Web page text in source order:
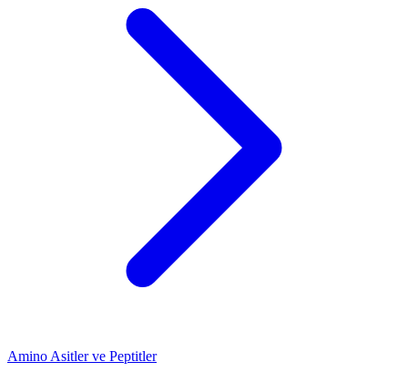
Amino Asitler ve Peptitler